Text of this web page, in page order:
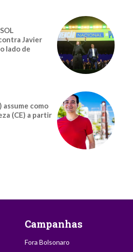
Javier
lado de
assume como
(CE) a partir
Campanhas
Fora Bolsonaro